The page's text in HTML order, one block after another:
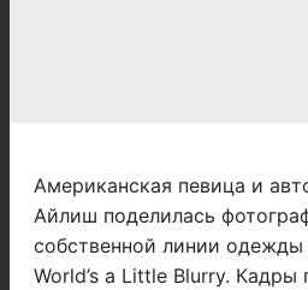
Американская певица и
Айлиш поделилась
собственной линии одежды
World’s a Little Blurry. Кадры